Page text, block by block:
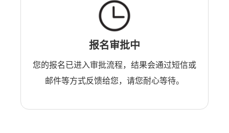
报名审批中
您的报名已进入审批流程，结果会通过短信或
邮件等方式反馈给您，请您耐心等待。